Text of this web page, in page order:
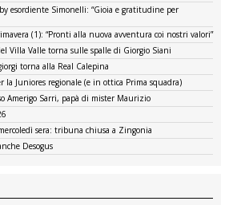
esordiente Simonelli: “Gioia e gratitudine per
(1): “Pronti alla nuova avventura coi nostri valori”
Villa Valle torna sulle spalle di Giorgio Siani
torna alla Real Calepina
la Juniores regionale (e in ottica Prima squadra)
Amerigo Sarri, papà di mister Maurizio
sera: tribuna chiusa a Zingonia
Desogus